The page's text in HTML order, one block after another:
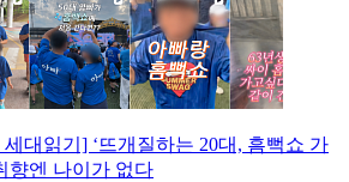
대읽기] ‘뜨개질하는 20대, 흠뻑쇼 가
향엔 나이가 없다